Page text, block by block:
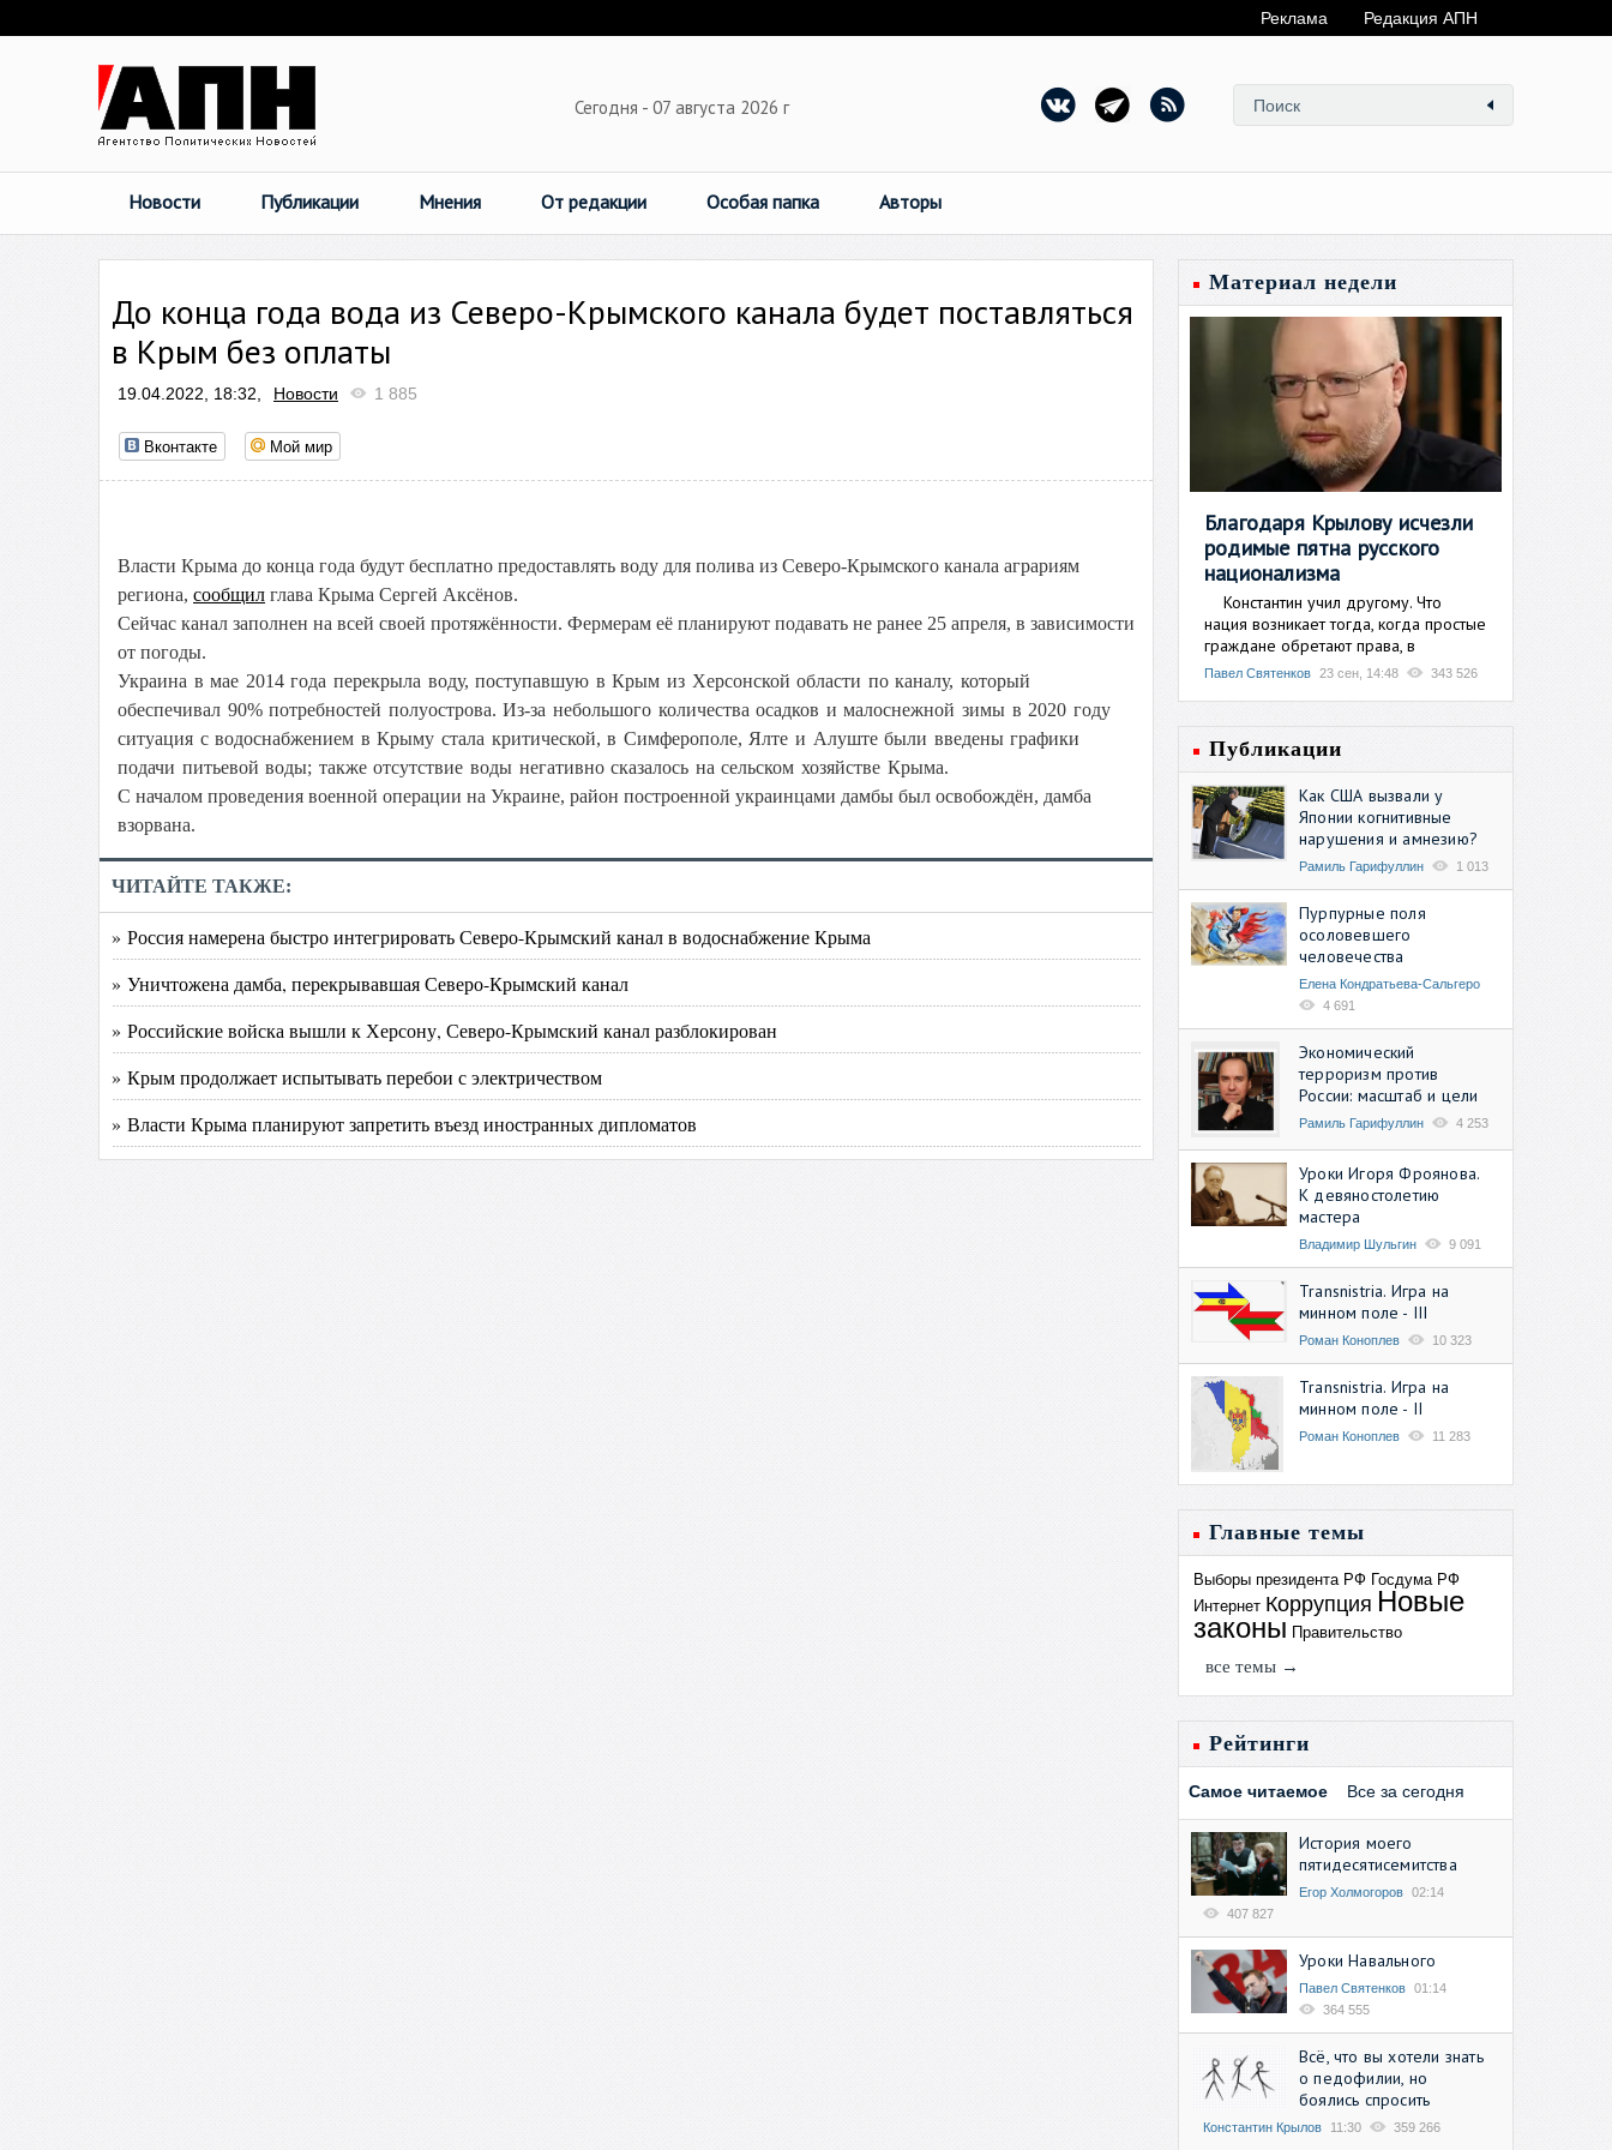
Реклама Редакция АПН
Сегодня - 07 августа 2026 г
Новости Публикации Мнения От редакции Особая папка Авторы
До конца года вода из Северо-Крымского канала будет поставляться
в Крым без оплаты
19.04.2022, 18:32, Новости 1 885
Вконтакте Мой мир
Власти Крыма до конца года будут бесплатно предоставлять воду для полива из Северо-Крымского канала аграриям
региона, сообщил глава Крыма Сергей Аксёнов.
Сейчас канал заполнен на всей своей протяжённости. Фермерам её планируют подавать не ранее 25 апреля, в зависимости
от погоды.
Украина в мае 2014 года перекрыла воду, поступавшую в Крым из Херсонской области по каналу, который
обеспечивал 90% потребностей полуострова. Из-за небольшого количества осадков и малоснежной зимы в 2020 году
ситуация с водоснабжением в Крыму стала критической, в Симферополе, Ялте и Алуште были введены графики
подачи питьевой воды; также отсутствие воды негативно сказалось на сельском хозяйстве Крыма.
С началом проведения военной операции на Украине, район построенной украинцами дамбы был освобождён, дамба
взорвана.
ЧИТАЙТЕ ТАКЖЕ:
» Россия намерена быстро интегрировать Северо-Крымский канал в водоснабжение Крыма
» Уничтожена дамба, перекрывавшая Северо-Крымский канал
» Российские войска вышли к Херсону, Северо-Крымский канал разблокирован
» Крым продолжает испытывать перебои с электричеством
» Власти Крыма планируют запретить въезд иностранных дипломатов
Материал недели
Благодаря Крылову исчезли
родимые пятна русского
национализма
Константин учил другому. Что
нация возникает тогда, когда простые
граждане обретают права, в
Павел Святенков 23 сен, 14:48 343 526
Публикации
Как США вызвали у
Японии когнитивные
нарушения и амнезию?
Рамиль Гарифуллин 1 013
Пурпурные поля
осоловевшего
человечества
Елена Кондратьева-Сальгеро
4 691
Экономический
терроризм против
России: масштаб и цели
Рамиль Гарифуллин 4 253
Уроки Игоря Фроянова.
К девяностолетию
мастера
Владимир Шульгин 9 091
Transnistria. Игра на
минном поле - III
Роман Коноплев 10 323
Transnistria. Игра на
минном поле - II
Роман Коноплев 11 283
Главные темы
Выборы президента РФ Госдума РФ
Интернет Коррупция Новые
законы Правительство
все темы →
Рейтинги
Самое читаемое Все за сегодня
История моего
пятидесятисемитства
Егор Холмогоров 02:14
407 827
Уроки Навального
Павел Святенков 01:14
364 555
Всё, что вы хотели знать
о педофилии, но
боялись спросить
Константин Крылов 11:30 359 266